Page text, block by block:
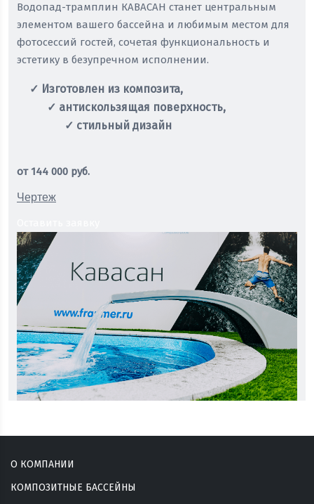
Водопад-трамплин КАВАСАН станет центральным
элементом вашего бассейна и любимым местом для
фотосессий гостей, сочетая функциональность и
эстетику в безупречном исполнении.
✓ Изготовлен из композита,
✓ антискользящая поверхность,
✓ стильный дизайн
от 144 000 руб.
Чертеж
О КОМПАНИИ
КОМПОЗИТНЫЕ БАССЕЙНЫ